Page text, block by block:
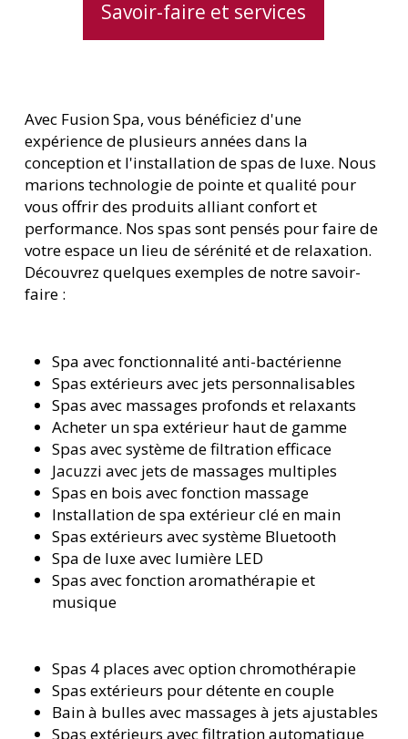
Savoir-faire et services
Avec Fusion Spa, vous bénéficiez d'une
expérience de plusieurs années dans la
conception et l'installation de spas de luxe. Nous
marions technologie de pointe et qualité pour
vous offrir des produits alliant confort et
performance. Nos spas sont pensés pour faire de
votre espace un lieu de sérénité et de relaxation.
Découvrez quelques exemples de notre savoir-
faire :
Spa avec fonctionnalité anti-bactérienne
Spas extérieurs avec jets personnalisables
Spas avec massages profonds et relaxants
Acheter un spa extérieur haut de gamme
Spas avec système de filtration efficace
Jacuzzi avec jets de massages multiples
Spas en bois avec fonction massage
Installation de spa extérieur clé en main
Spas extérieurs avec système Bluetooth
Spa de luxe avec lumière LED
Spas avec fonction aromathérapie et
musique
Spas 4 places avec option chromothérapie
Spas extérieurs pour détente en couple
Bain à bulles avec massages à jets ajustables
Spas extérieurs avec filtration automatique